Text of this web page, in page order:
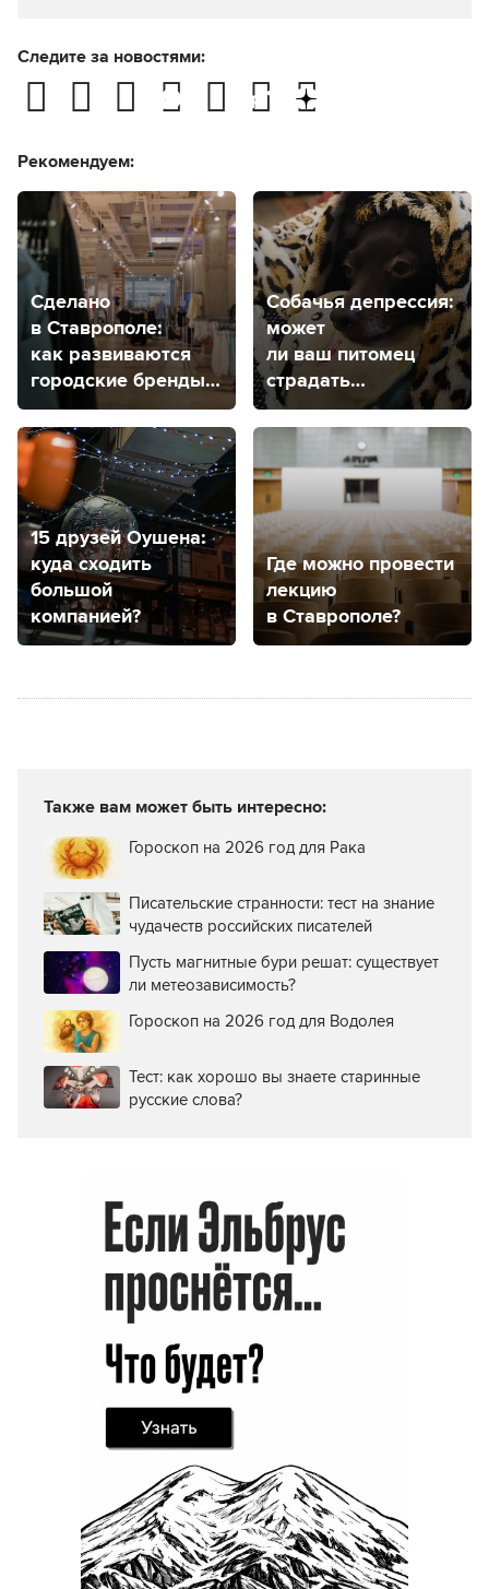
Следите за новостями:
Рекомендуем:
Сделано
в Ставрополе:
как развиваются
городские бренды
одежды?
Собачья депрессия:
может
ли ваш питомец
страдать
психическим
заболеванием?
15 друзей Оушена:
куда сходить
большой
компанией?
Где можно провести
лекцию
в Ставрополе?
Также вам может быть интересно:
Гороскоп на 2026 год для Рака
Писательские странности: тест на знание
чудачеств российских писателей
Пусть магнитные бури решат: существует
ли метеозависимость?
Гороскоп на 2026 год для Водолея
Тест: как хорошо вы знаете старинные
русские слова?